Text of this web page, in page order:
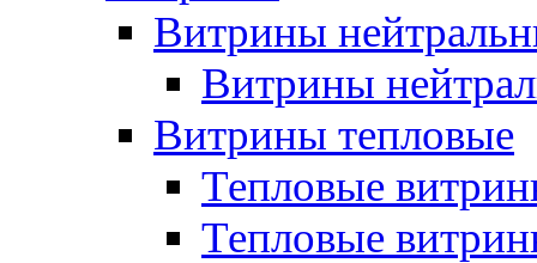
Витрины
Витрины
Витрины тепловые
Тепловые
Тепловые